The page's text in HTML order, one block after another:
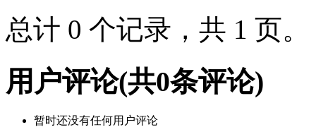
总计 0 个记录，共 1 页。
用户评论(共0条评论)
暂时还没有任何用户评论